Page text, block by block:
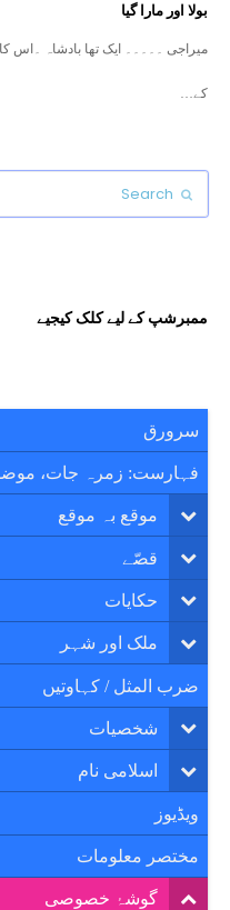
بولا اور مارا گیا
میراجی ۔۔۔۔۔ ایک تھا بادشاہ ۔اس
کے…
Search
ممبرشپ کے لیے کلک کیجیے
سرورق
فہارست: زمرہ جات،
موقع بہ موقع
قصّے
حکایات
ملک اور شہر
ضرب المثل / کہاوتیں
شخصیات
اسلامی نام
ویڈیوز
مختصر معلومات
گوشۂ خصوصی